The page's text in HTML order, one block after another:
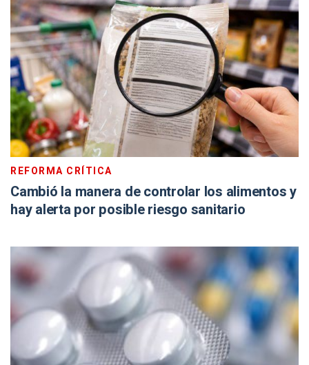
REFORMA CRÍTICA
Cambió la manera de controlar los alimentos y
hay alerta por posible riesgo sanitario